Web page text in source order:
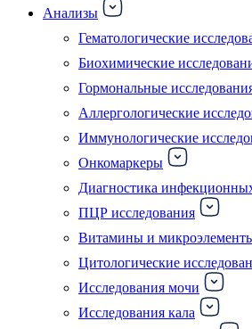
Анализы
Гематологические
Биохимические
Гормональные
Аллергологические
Иммунологические
Онкомаркеры
Диагностика
ПЦР исследования
Витамины и
Цитологические
Исследования мочи
Исследования кала